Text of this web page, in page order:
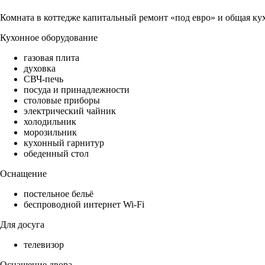
Комната в коттедже капитальный ремонт «под евро» и общая
Кухонное оборудование
газовая плита
духовка
СВЧ-печь
посуда и принадлежности
столовые приборы
электрический чайник
холодильник
морозильник
кухонный гарнитур
обеденный стол
Оснащение
постельное бельё
беспроводной интернет Wi-Fi
Для досуга
телевизор